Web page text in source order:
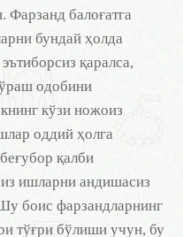
Фарзанд балоғатга
бундай ҳолда
қаралса,
одобини
кўзи ножоиз
оддий ҳолга
қалби
ишларни андишасиз
боис фарзандларнинг
тўғри бўлиши учун, бу